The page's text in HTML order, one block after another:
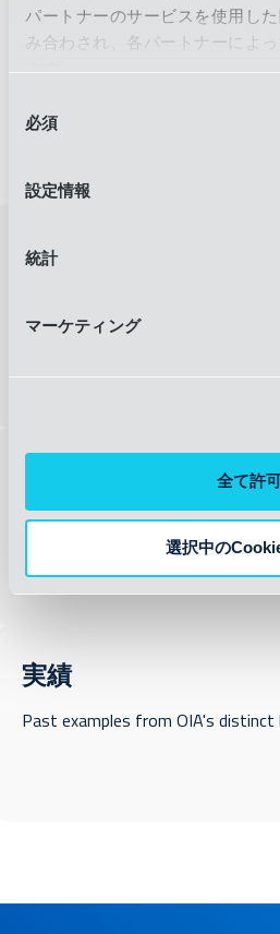
パートナーのサービスを使用し
み合わされ、各パートナーによ
ます。
必須
設定情報
統計
マーケティング
全て許
選択中の
関連コンテン
事業内容
と卓越したカスタマーケア。
30カ国以上、60以上のオフィス
実績
Past examples from OIA's